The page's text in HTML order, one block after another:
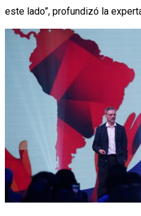
este lado”, profundizó la